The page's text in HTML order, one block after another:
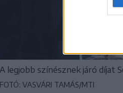
A legjobb színésznek járó díjat
FOTÓ: VASVÁRI TAMÁS/MTI